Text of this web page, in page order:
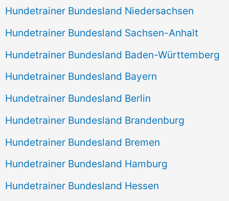
Hundetrainer Bundesland Niedersachsen
Hundetrainer Bundesland Sachsen-Anhalt
Hundetrainer Bundesland Baden-Württemberg
Hundetrainer Bundesland Bayern
Hundetrainer Bundesland Berlin
Hundetrainer Bundesland Brandenburg
Hundetrainer Bundesland Bremen
Hundetrainer Bundesland Hamburg
Hundetrainer Bundesland Hessen